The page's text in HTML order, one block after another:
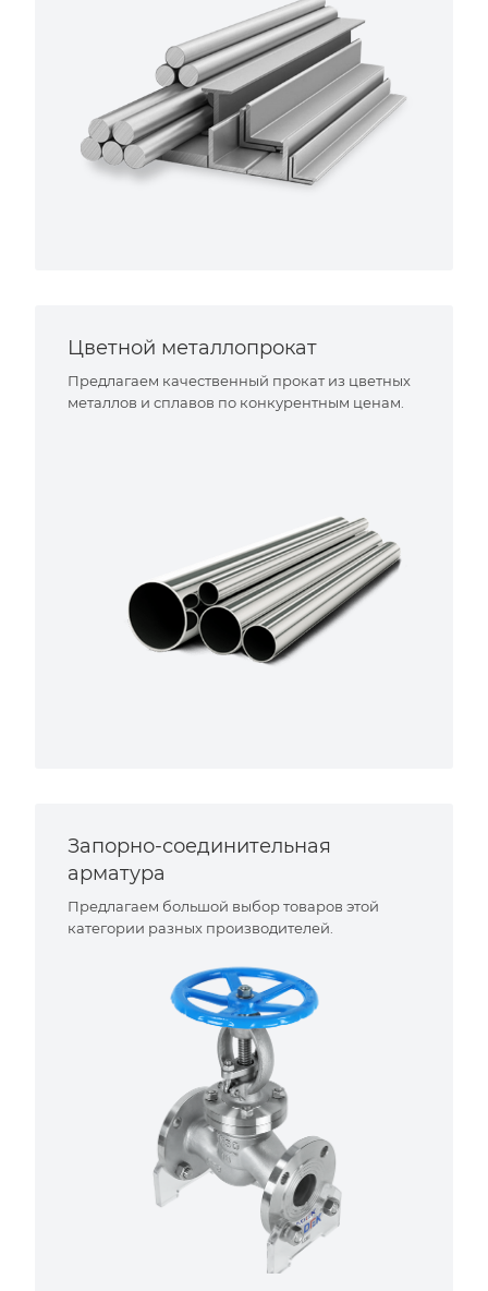
Цветной металлопрокат
Предлагаем качественный прокат из цветных
металлов и сплавов по конкурентным ценам.
Запорно-соединительная
арматура
Предлагаем большой выбор товаров этой
категории разных производителей.